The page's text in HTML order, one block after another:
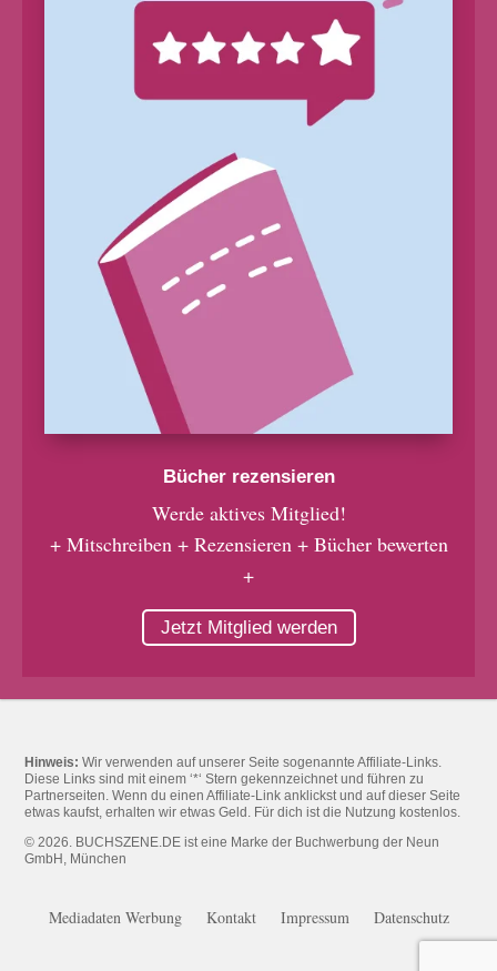
Bücher rezensieren
Werde aktives Mitglied!
+ Mitschreiben + Rezensieren + Bücher bewerten
+
Jetzt Mitglied werden
Hinweis: Wir verwenden auf unserer Seite sogenannte Affiliate-Links.
Diese Links sind mit einem ‘*‘ Stern gekennzeichnet und führen zu
Partnerseiten. Wenn du einen Affiliate-Link anklickst und auf dieser Seite
etwas kaufst, erhalten wir etwas Geld. Für dich ist die Nutzung kostenlos.
© 2026. BUCHSZENE.DE ist eine Marke der Buchwerbung der Neun
GmbH, München
Mediadaten Werbung Kontakt Impressum Datenschutz